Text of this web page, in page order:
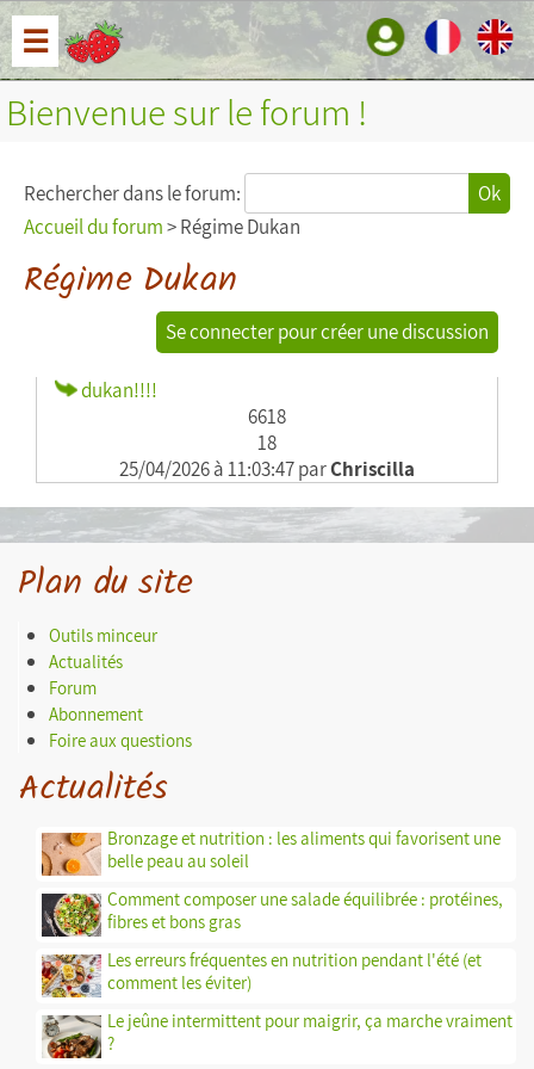
☰
Bienvenue sur le forum !
Rechercher dans le forum:
Ok
Accueil du forum> Régime Dukan
Régime Dukan
Se connecter pour créer une discussion
dukan!!!!
6618
18
25/04/2026 à 11:03:47 parChriscilla
Plan du site
Outils minceur
Actualités
Forum
Abonnement
Foire aux questions
Actualités
Bronzage et nutrition : les aliments qui favorisent une
belle peau au soleil
Comment composer une salade équilibrée : protéines,
fibres et bons gras
Les erreurs fréquentes en nutrition pendant l'été (et
comment les éviter)
Le jeûne intermittent pour maigrir, ça marche vraiment
?